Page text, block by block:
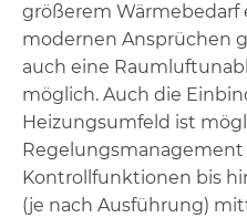
größerem Wärmebedarf
modernen Ansprüchen
auch eine
möglich. Auch die
Heizungsumfeld ist
Kontrollfunktionen bis
(je nach Ausführung)